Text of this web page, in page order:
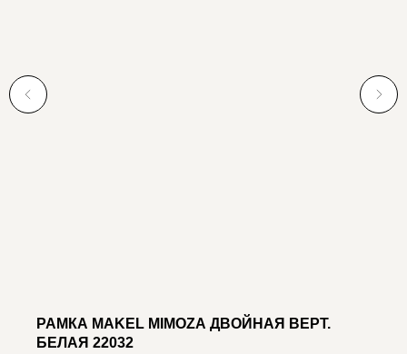
РАМКА MAKEL MIMOZA ДВОЙНАЯ ВЕРТ.
БЕЛАЯ 22032